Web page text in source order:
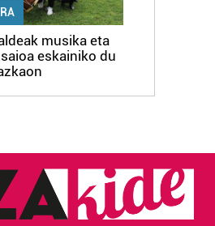
musika eta
eskainiko du